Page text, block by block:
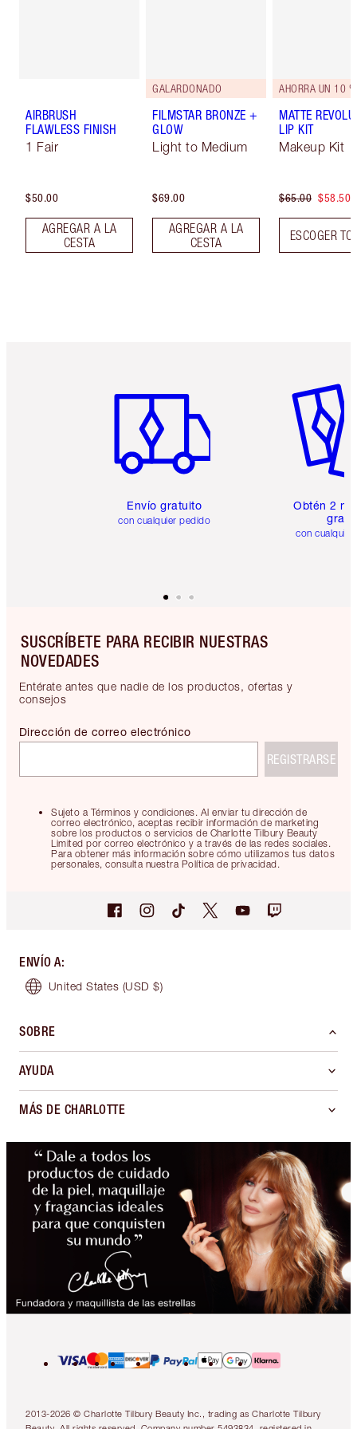
AIRBRUSH
FLAWLESS FINISH
1 Fair
$50.00
AGREGAR A LA
CESTA
GALARDONADO
FILMSTAR BRONZE +
GLOW
Light to Medium
$69.00
AGREGAR A LA
CESTA
AHORRA UN 10 %
MATTE
LIP KIT
Makeup Kit
$65.00 $58.50
ESCOGER
Envío gratuito
con cualquier pedido
Obtén 2
gratis
con
SUSCRÍBETE PARA RECIBIR NUESTRAS
NOVEDADES
Entérate antes que nadie de los productos, ofertas y
consejos
Sujeto a Términos y condiciones. Al enviar tu dirección de
correo electrónico, aceptas recibir información de marketing
sobre los productos o servicios de Charlotte Tilbury Beauty
Limited por correo electrónico y a través de las redes sociales.
Para obtener más información sobre cómo utilizamos tus datos
personales, consulta nuestra Política de privacidad.
Dirección de correo electrónico
REGISTRARSE
ENVÍO A:
United States (USD $)
SOBRE
AYUDA
MÁS DE CHARLOTTE
2013-2026 © Charlotte Tilbury Beauty Inc., trading as Charlotte Tilbury